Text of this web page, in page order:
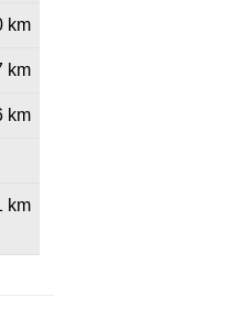
km
km
km
km